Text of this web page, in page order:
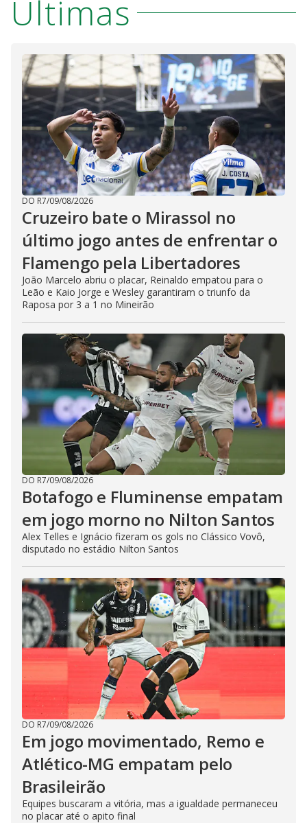
Últimas
DO R7/09/08/2026
Cruzeiro bate o Mirassol no
último jogo antes de enfrentar o
Flamengo pela Libertadores
João Marcelo abriu o placar, Reinaldo empatou para o
Leão e Kaio Jorge e Wesley garantiram o triunfo da
Raposa por 3 a 1 no Mineirão
DO R7/09/08/2026
Botafogo e Fluminense empatam
em jogo morno no Nilton Santos
Alex Telles e Ignácio fizeram os gols no Clássico Vovô,
disputado no estádio Nilton Santos
DO R7/09/08/2026
Em jogo movimentado, Remo e
Atlético-MG empatam pelo
Brasileirão
Equipes buscaram a vitória, mas a igualdade permaneceu
no placar até o apito final